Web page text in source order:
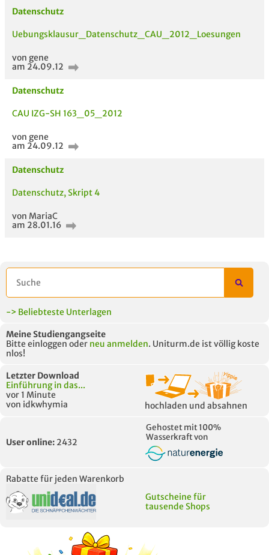
AUCH IM MODUL
Datenschutz
Uebungsklausur_Datenschutz_CAU_2012_Loesungen
von gene
am 24.09.12
Datenschutz
CAU IZG-SH 163_05_2012
von gene
am 24.09.12
Datenschutz
Datenschutz, Skript 4
von MariaC
am 28.01.16
-> Beliebteste Unterlagen
Meine Studiengangseite
Bitte einloggen oder neu anmelden. Uniturm.de ist völlig koste
nlos!
Letzter Download
Einführung in das...
vor 1 Minute
von idkwhymia
hochladen und absahnen
User online: 2432
Gehostet mit 100%
Wasserkraft von
Rabatte für jeden Warenkorb
Gutscheine für
tausende Shops